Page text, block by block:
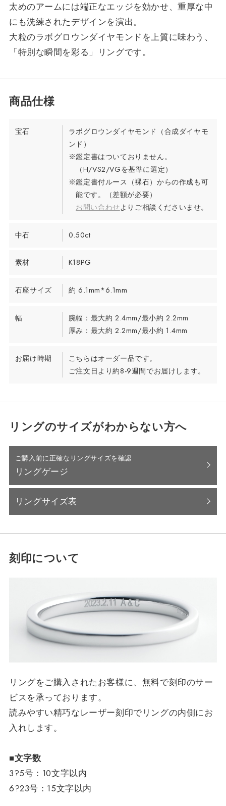
太めのアームには端正なエッジを効かせ、重厚な中
にも洗練されたデザインを演出。
大粒のラボグロウンダイヤモンドを上質に味わう、
「特別な瞬間を彩る」リングです。
宝石
ラボグロウンダイヤモンド（合成ダイヤモ
ンド）
※鑑定書はついておりません。
（H/VS2/VGを基準に選定）
※鑑定書付ルース（裸石）からの作成も可
能です。（差額が必要）
お問い合わせよりご相談くださいませ。
中石 0.50ct
素材 K18PG
石座サイズ 約 6.1mm*6.1mm
幅
腕幅：最大約 2.4mm/最小約 2.2mm
厚み：最大約 2.2mm/最小約 1.4mm
お届け時期
こちらはオーダー品です。
ご注文日より約8-9週間でお届けします。
リングのサイズがわからない方へ
ご購入前に正確なリングサイズを確認
リングゲージ
リングサイズ表
刻印について
リングをご購入されたお客様に、無料で刻印のサー
ビスを承っております。
読みやすい精巧なレーザー刻印でリングの内側にお
入れします。
■文字数
3?5号：10文字以内
6?23号：15文字以内